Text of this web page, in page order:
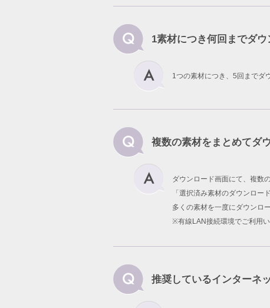
1素材につき何回までダ
1つの素材につき、5回までダ
複数の素材をまとめてダ
ダウンロード画面にて、複数
「選択済み素材のダウンロー
多くの素材を一度にダウンロ
※有線LAN接続環境でご利用
推奨しているインターネ